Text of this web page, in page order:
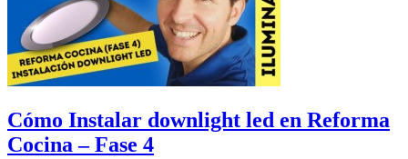
Cómo Instalar downlight led en Reforma
Cocina – Fase 4